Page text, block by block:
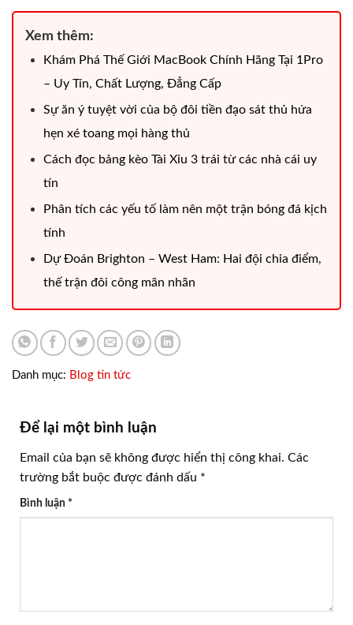
Xem thêm:
Khám Phá Thế Giới MacBook Chính Hãng Tại 1Pro
– Uy Tín, Chất Lượng, Đẳng Cấp
Sự ăn ý tuyệt vời của bộ đôi tiền đạo sát thủ hứa
hẹn xé toang mọi hàng thủ
Cách đọc bảng kèo Tài Xỉu 3 trái từ các nhà cái uy
tín
Phân tích các yếu tố làm nên một trận bóng đá kịch
tính
Dự Đoán Brighton – West Ham: Hai đội chia điểm,
thế trận đôi công mãn nhãn
Danh mục: Blog tin tức
Để lại một bình luận
Email của bạn sẽ không được hiển thị công khai. Các
trường bắt buộc được đánh dấu *
Bình luận *